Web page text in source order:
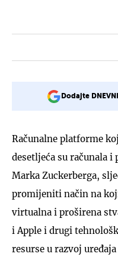
Dodajte
Računalne platforme
desetljeća su računala
Marka Zuckerberga,
promijeniti način na
virtualna i proširena
i Apple i drugi
resurse u razvoj uređaja